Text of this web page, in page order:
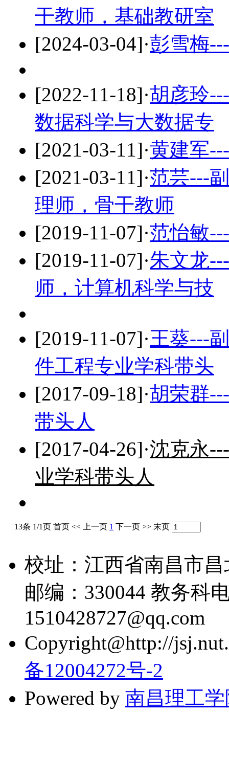
干教师，基础教研室
[2024-03-04]·彭雪梅
[2022-11-18]·胡彦玲
数据科学与大数据专
[2021-03-11]·黄建军
[2021-03-11]·范芸---
理师，骨干教师
[2019-11-07]·范怡敏
[2019-11-07]·朱文龙
师，计算机科学与技
[2019-11-07]·王葵---
件工程专业学科带头
[2017-09-18]·胡荣群
带头人
[2017-04-26]·沈克永
业学科带头人
13条 1/1页 首页 << 上一页 1 下一页 >> 末页
校址：江西省南昌市
邮编：330044 教务科
1510428727@qq.com
Copyright@http://
备12004272号-2
Powered by 南昌理工